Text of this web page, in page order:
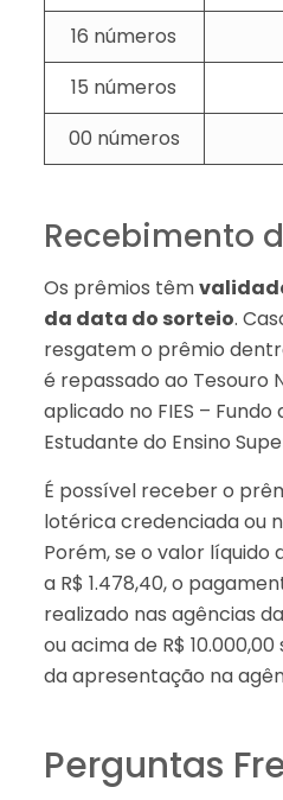
16 números
15 números
00 números
Recebimento
Os prêmios têm
da data do sorteio.
resgatem o prêmio
é repassado ao Tesouro
aplicado no FIES –
Estudante do Ensino
É possível receber o
lotérica credenciada ou
Porém, se o valor
a R$ 1.478,40, o
realizado nas agências
ou acima de R$
da apresentação na
Perguntas